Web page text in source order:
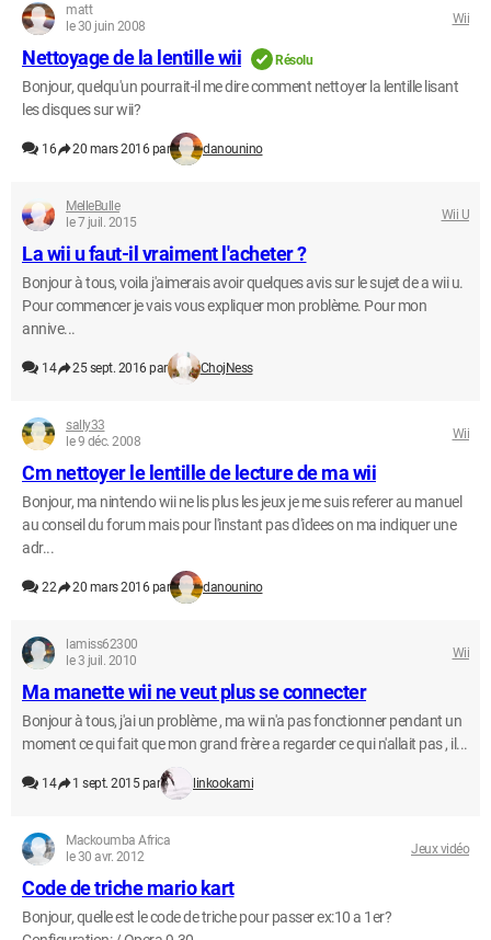
matt
le 30 juin 2008
Wii
Nettoyage de la lentille wii Résolu
Bonjour, quelqu'un pourrait-il me dire comment nettoyer la lentille lisant
les disques sur wii?
16 20 mars 2016 par danounino
MelleBulle
le 7 juil. 2015
Wii U
La wii u faut-il vraiment l'acheter ?
Bonjour à tous, voila j'aimerais avoir quelques avis sur le sujet de a wii u.
Pour commencer je vais vous expliquer mon problème. Pour mon
annive...
14 25 sept. 2016 par ChojNess
sally33
le 9 déc. 2008
Wii
Cm nettoyer le lentille de lecture de ma wii
Bonjour, ma nintendo wii ne lis plus les jeux je me suis referer au manuel
au conseil du forum mais pour l'instant pas d'idees on ma indiquer une
adr...
22 20 mars 2016 par danounino
lamiss62300
le 3 juil. 2010
Wii
Ma manette wii ne veut plus se connecter
Bonjour à tous, j'ai un problème , ma wii n'a pas fonctionner pendant un
moment ce qui fait que mon grand frère a regarder ce qui n'allait pas , il...
14 1 sept. 2015 par linkookami
Mackoumba Africa
le 30 avr. 2012
Jeux vidéo
Code de triche mario kart
Bonjour, quelle est le code de triche pour passer ex:10 a 1er?